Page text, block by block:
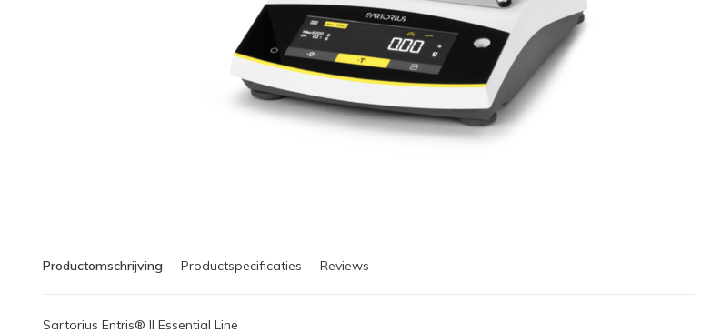
Productomschrijving Productspecificaties Reviews
Sartorius Entris® II Essential Line